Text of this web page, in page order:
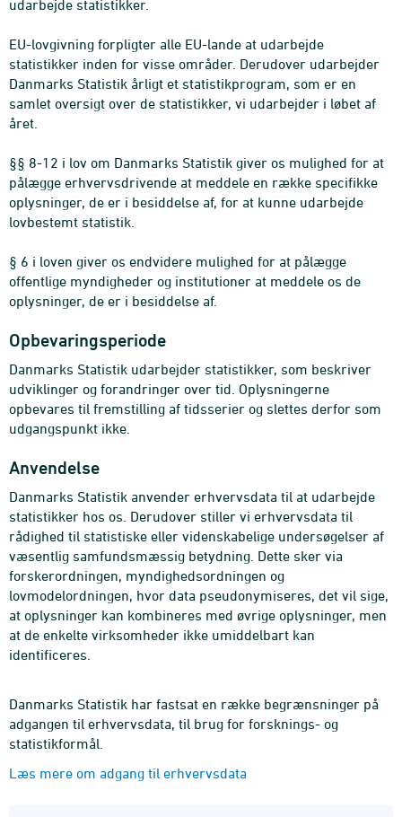
udarbejde statistikker.
EU-lovgivning forpligter alle EU-lande at udarbejde
statistikker inden for visse områder. Derudover udarbejder
Danmarks Statistik årligt et statistikprogram, som er en
samlet oversigt over de statistikker, vi udarbejder i løbet af
året.
§§ 8-12 i lov om Danmarks Statistik giver os mulighed for at
pålægge erhvervsdrivende at meddele en række specifikke
oplysninger, de er i besiddelse af, for at kunne udarbejde
lovbestemt statistik.
§ 6 i loven giver os endvidere mulighed for at pålægge
offentlige myndigheder og institutioner at meddele os de
oplysninger, de er i besiddelse af.
Opbevaringsperiode
Danmarks Statistik udarbejder statistikker, som beskriver
udviklinger og forandringer over tid. Oplysningerne
opbevares til fremstilling af tidsserier og slettes derfor som
udgangspunkt ikke.
Anvendelse
Danmarks Statistik anvender erhvervsdata til at udarbejde
statistikker hos os. Derudover stiller vi erhvervsdata til
rådighed til statistiske eller videnskabelige undersøgelser af
væsentlig samfundsmæssig betydning. Dette sker via
forskerordningen, myndighedsordningen og
lovmodelordningen, hvor data pseudonymiseres, det vil sige,
at oplysninger kan kombineres med øvrige oplysninger, men
at de enkelte virksomheder ikke umiddelbart kan
identificeres.
Danmarks Statistik har fastsat en række begrænsninger på
adgangen til erhvervsdata, til brug for forsknings- og
statistikformål.
Læs mere om adgang til erhvervsdata